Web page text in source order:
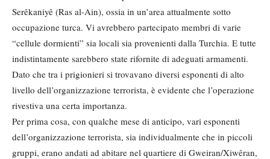
Serêkaniyê (Ras al-Ain), ossia in un’area attualmente sotto
occupazione turca. Vi avrebbero partecipato membri di varie
“cellule dormienti” sia locali sia provenienti dalla Turchia. E tutte
indistintamente sarebbero state rifornite di adeguati armamenti.
Dato che tra i prigionieri si trovavano diversi esponenti di alto
livello dell’organizzazione terrorista, è evidente che l’operazione
rivestiva una certa importanza.
Per prima cosa, con qualche mese di anticipo, vari esponenti
dell’organizzazione terrorista, sia individualmente che in piccoli
gruppi, erano andati ad abitare nel quartiere di Gweiran/Xiwêran,